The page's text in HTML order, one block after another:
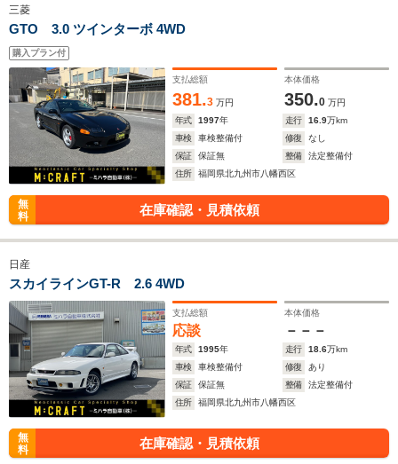
三菱
GTO 3.0 ツインターボ 4WD
購入プラン付
支払総額
381.3 万円
本体価格
350.0 万円
年式
1997年 走行 16.9万km
車検
車検整備付 修復
なし
保証
保証無 整備
法定整備付
住所
福岡県北九州市八幡西区
無
料
在庫確認・見積依頼
日産
スカイラインGT-R 2.6 4WD
支払総額
応談
本体価格
－－－
年式 1995年 走行 18.6万km
車検
車検整備付 修復
あり
保証
保証無 整備
法定整備付
住所
福岡県北九州市八幡西区
無
料
在庫確認・見積依頼